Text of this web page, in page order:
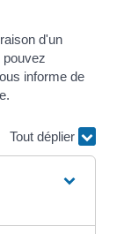
d'un
pouvez
informe de
Tout déplier